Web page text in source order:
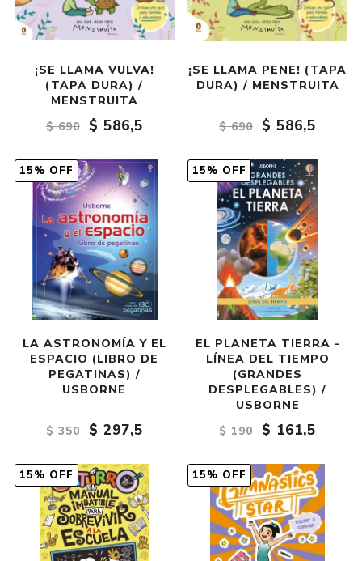
¡SE LLAMA VULVA!
(TAPA DURA) /
MENSTRUITA
$ 690
$ 586,5
¡SE LLAMA PENE! (TAPA
DURA) / MENSTRUITA
$ 690 $ 586,5
15% OFF
LA ASTRONOMÍA Y EL
ESPACIO (LIBRO DE
PEGATINAS) /
USBORNE
$ 350 $ 297,5
15% OFF
EL PLANETA TIERRA -
LÍNEA DEL TIEMPO
(GRANDES
DESPLEGABLES) /
USBORNE
$ 190
$ 161,5
15% OFF 15% OFF